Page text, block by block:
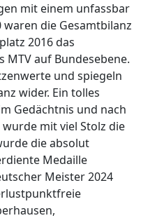
mit einem unfassbar
die Gesamtbilanz
2016 das
MTV auf Bundesebene.
und spiegeln
wider. Ein tolles
Gedächtnis und nach
mit viel Stolz die
die absolut
Medaille
Meister 2024